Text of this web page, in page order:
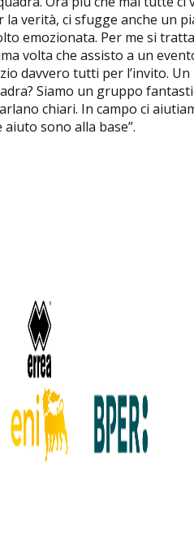
la verità, ci sfugge anche un
emozionata. Per me si
volta che assisto a un
davvero tutti per l’invito.
Siamo un gruppo
chiari. In campo ci
aiuto sono alla base”.